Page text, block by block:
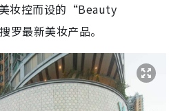
妆控而设的“Beauty
最新美妆产品。